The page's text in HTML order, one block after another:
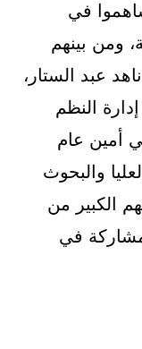
في
ومن بينهم
عبد الستار،
النظم
أمين عام
والبحوث
الكبير من
في